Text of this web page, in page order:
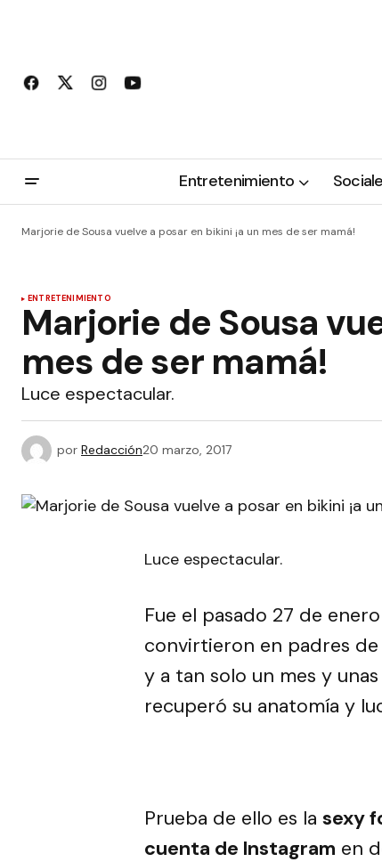
Entretenimiento
Marjorie de Sousa vuelve a posar en bikini ¡a un mes de ser mamá!
ENTRETENIMIENTO
Marjorie de Sousa
mes de ser mamá!
Luce espectacular.
por Redacción20 marzo, 2017
Luce espectacular.
Fue el pasado 27 de
convirtieron en padres
y a tan solo un mes y
recuperó su anatomía y
Prueba de ello es la sexy
cuenta de Instagram en